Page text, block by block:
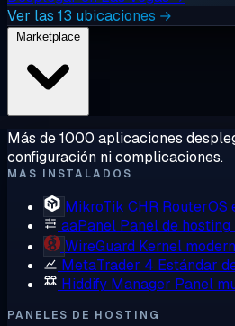
Ver las 13 ubicaciones →
Más de 1000 aplicaciones
configuración ni complicaciones.
MÁS INSTALADOS
MikroTik CHR RouterOS
aaPanel Panel de hosting
WireGuard Kernel
MetaTrader 4 Estándar
Hiddify Manager Panel
PANELES DE HOSTING